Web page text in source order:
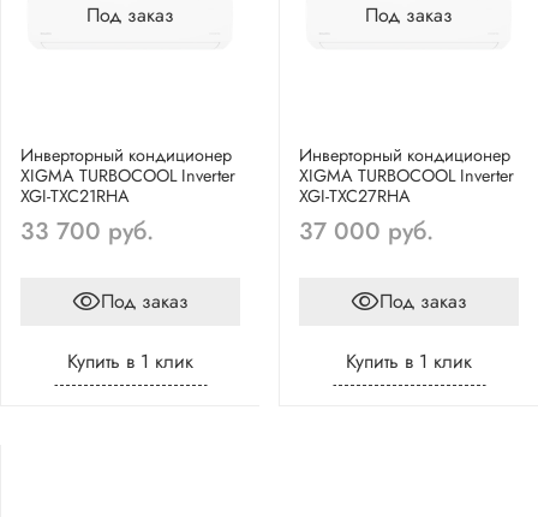
Под заказ
Инверторный кондиционер
XIGMA TURBOCOOL Inverter
XGI-TXC21RHA
33 700 руб.
Под заказ
Купить в 1 клик
Под заказ
Инверторный кондиционер
XIGMA TURBOCOOL Inverter
XGI-TXC27RHA
37 000 руб.
Под заказ
Купить в 1 клик